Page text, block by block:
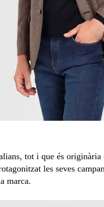
tot i que és originària
les seves
marca.